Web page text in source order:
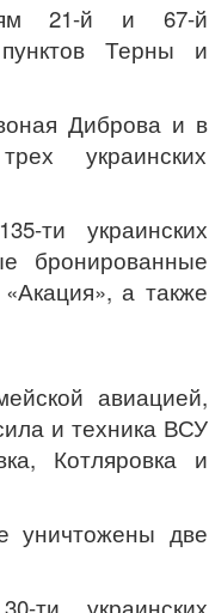
21-й и 67-й
Терны и
Диброва и в
украинских
ти украинских
бронированные
а также
авиацией,
и техника ВСУ
Котляровка и
уничтожены две
ти украинских